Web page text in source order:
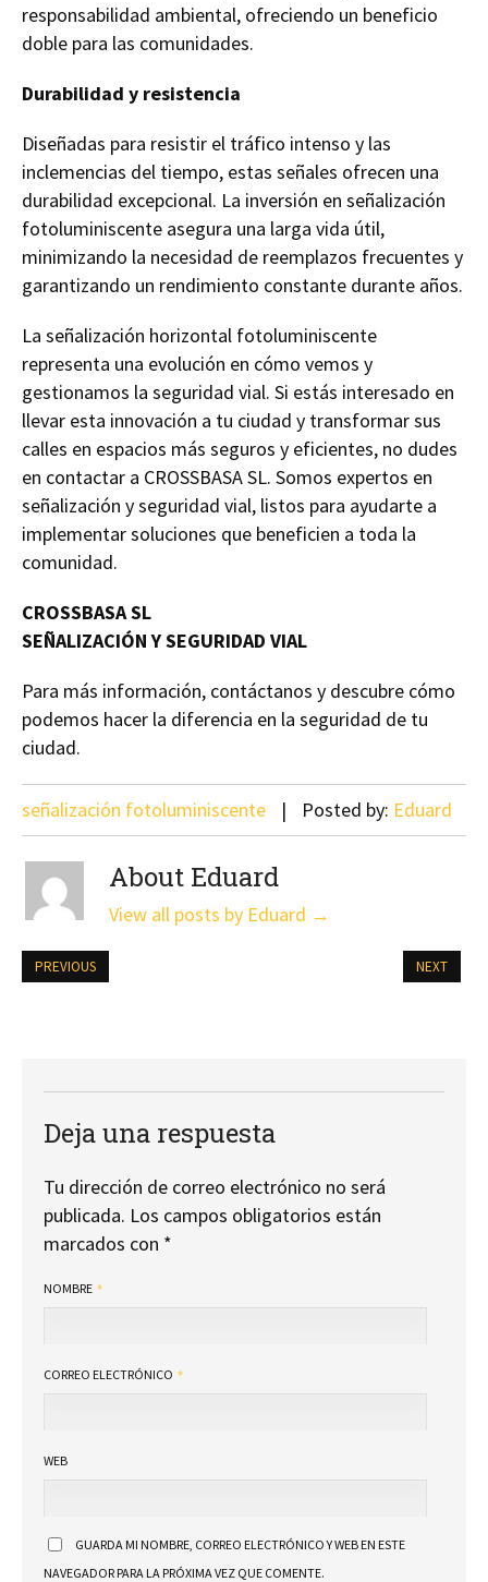
responsabilidad ambiental, ofreciendo un beneficio
doble para las comunidades.
Durabilidad y resistencia
Diseñadas para resistir el tráfico intenso y las
inclemencias del tiempo, estas señales ofrecen una
durabilidad excepcional. La inversión en señalización
fotoluminiscente asegura una larga vida útil,
minimizando la necesidad de reemplazos frecuentes y
garantizando un rendimiento constante durante años.
La señalización horizontal fotoluminiscente
representa una evolución en cómo vemos y
gestionamos la seguridad vial. Si estás interesado en
llevar esta innovación a tu ciudad y transformar sus
calles en espacios más seguros y eficientes, no dudes
en contactar a CROSSBASA SL. Somos expertos en
señalización y seguridad vial, listos para ayudarte a
implementar soluciones que beneficien a toda la
comunidad.
CROSSBASA SL
SEÑALIZACIÓN Y SEGURIDAD VIAL
Para más información, contáctanos y descubre cómo
podemos hacer la diferencia en la seguridad de tu
ciudad.
señalización fotoluminiscente Posted by: Eduard
About Eduard
View all posts by Eduard →
PREVIOUS NEXT
Deja una respuesta
Tu dirección de correo electrónico no será
publicada. Los campos obligatorios están
marcados con *
NOMBRE
CORREO ELECTRÓNICO
WEB
GUARDA MI NOMBRE, CORREO ELECTRÓNICO Y WEB EN ESTE
NAVEGADOR PARA LA PRÓXIMA VEZ QUE COMENTE.